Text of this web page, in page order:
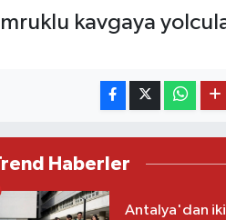
kavgaya
Haberler
Antalya'dan iki